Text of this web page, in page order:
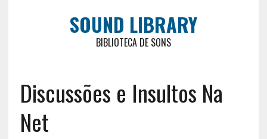
SOUND LIBRARY
BIBLIOTECA DE SONS
Discussões e Insultos Na
Net